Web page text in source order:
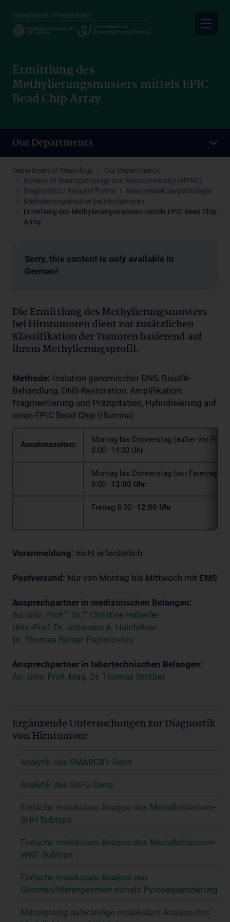
main
Ermittlung des
Methylierungsmusters mittels EPIC
Bead Chip Array
Our Departments
Department of Neurology
Our Departments
Division of Neuropathology and Neurochemistry (NPNC)
Diagnostics / Request Forms
Neuromolekularpathologie
Methylierungsmuster bei Hirntumoren
Ermittlung des Methylierungsmusters mittels EPIC Bead Chip
Array
Sorry, this content is only available in
German!
Die Ermittlung des Methylierungsmusters
bei Hirntumoren dient zur zusätzlichen
Klassifikation der Tumoren basierend auf
ihrem Methylierungsprofil.
Methode: Isolation genomischer DNS, Bisulfit-
Behandlung, DNS-Restoration, Amplifikation,
Fragmentierung und Präzipitation, Hybridisierung auf
einen EPIC Bead Chip (Illumina)
Annahmezeiten:
Montag bis Donnerstag (außer vor
8:00–14:00 Uhr
Montag bis Donnerstag (vor Feiertagen)
8:00–12:00 Uhr
Freitag 8:00–12:00 Uhr
Voranmeldung: nicht erforderlich
Postversand: Nur von Montag bis Mittwoch mit EMS
Ansprechpartner in medizinischen Belangen:
Ao.Univ.-Prof.in Dr.in Christine Haberler
Univ.-Prof. Dr. Johannes A. Hainfellner
Dr. Thomas Rötzer-Pejrimovsky
Ansprechpartner in labortechnischen Belangen:
Ao. Univ. Prof. Mag. Dr. Thomas Ströbel
Ergänzende Untersuchungen zur Diagnostik
von Hirntumore
Analytik des SMARCB1-Gens
Analytik des SUFU-Gens
Einfache molekulare Analyse des Medulloblastom-
SHH Subtyps
Einfache molekulare Analyse des Medulloblastom-
WNT Subtyps
Einfache molekulare Analyse von
Gliomen/Meningeomen mittels Pyrosequenzierung
Mittelgradig aufwändige molekulare Analyse des